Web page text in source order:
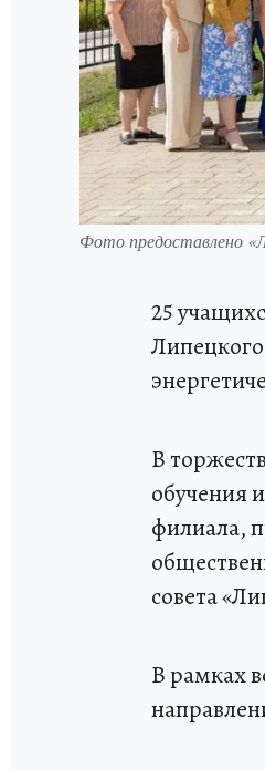
Фото предоставлено
25
В
обучения
филиала,
совета
В рамках